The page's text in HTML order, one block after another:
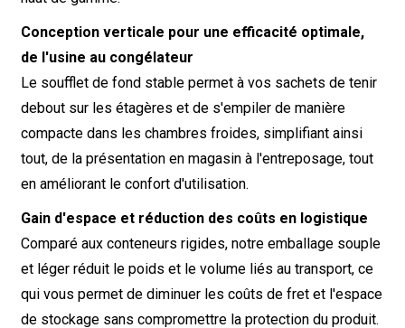
Conception verticale pour une efficacité optimale,
de l'usine au congélateur
Le soufflet de fond stable permet à vos sachets de tenir
debout sur les étagères et de s'empiler de manière
compacte dans les chambres froides, simplifiant ainsi
tout, de la présentation en magasin à l'entreposage, tout
en améliorant le confort d'utilisation.
Gain d'espace et réduction des coûts en logistique
Comparé aux conteneurs rigides, notre emballage souple
et léger réduit le poids et le volume liés au transport, ce
qui vous permet de diminuer les coûts de fret et l'espace
de stockage sans compromettre la protection du produit.